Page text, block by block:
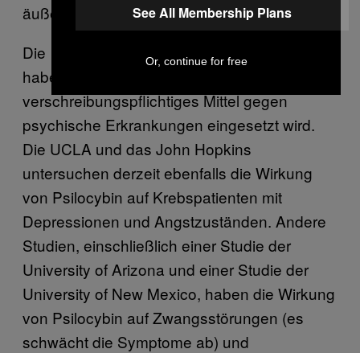
äußeren Stimuli.”
Die
ist eine von vielen, die zur Folge
haben könnten, dass Psilocybin zukünftig als
verschreibungspflichtiges Mittel gegen
psychische Erkrankungen eingesetzt wird.
Die UCLA und das John Hopkins
untersuchen derzeit ebenfalls die Wirkung
von Psilocybin auf Krebspatienten mit
Depressionen und Angstzuständen. Andere
Studien, einschließlich einer Studie der
University of Arizona und einer Studie der
University of New Mexico, haben die Wirkung
von Psilocybin auf Zwangsstörungen (es
schwächt die Symptome ab) und
See All Membership Plans
Or, continue for free